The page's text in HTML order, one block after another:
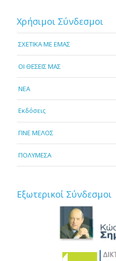
Χρήσιμοι Σύνδεσμοι
ΣΧΕΤΙΚΑ ΜΕ ΕΜΑΣ
OI ΘΕΣΕΙΣ ΜΑΣ
NEA
Εκδόσεις
ΓΙΝΕ ΜΕΛΟΣ
ΠΟΛΥΜΕΣΑ
Εξωτερικοί Σύνδεσμοι